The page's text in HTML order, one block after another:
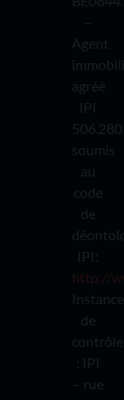
–
Agent
agréé
IPI
506.280
soumis
au
code
de
IPI:
http://
Instance
de
contrôle
: IPI
– rue